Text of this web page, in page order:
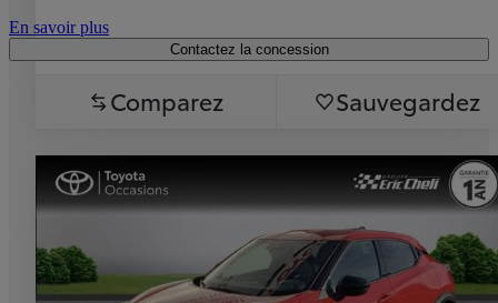
En savoir plus
Contactez la concession
Comparez Sauvegardez